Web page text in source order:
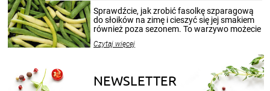
patenty, które pozwolą zachować świeżość
przetworów.
Sprawdźcie, jak zrobić fasolkę szparagową
do słoików na zimę i cieszyć się jej smakiem
również poza sezonem. To warzywo możecie
nasze propozycje!
Czytaj więcej
NEWSLETTER